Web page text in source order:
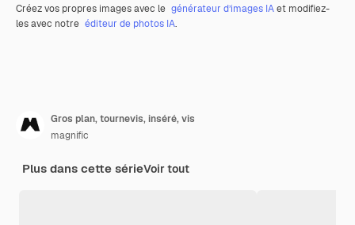
Créez vos propres images avec le générateur d’images IAet modifiez-
les avec notre éditeur de photos IA.
Gros plan, tournevis, inséré, vis
magnific
Plus dans cette sérieVoir tout